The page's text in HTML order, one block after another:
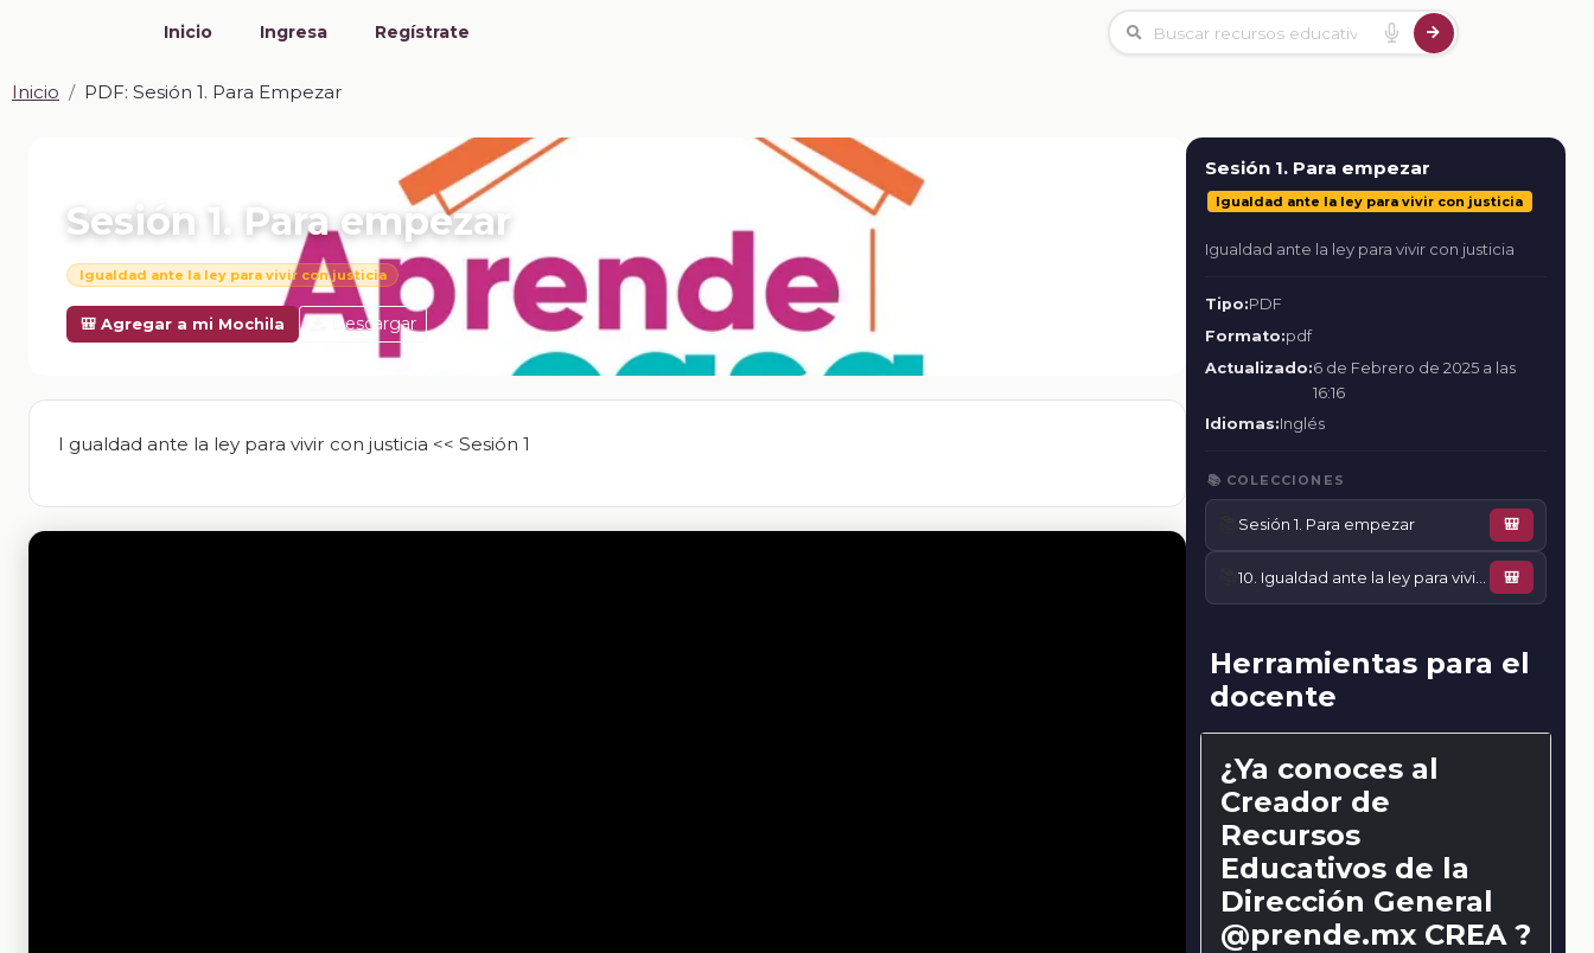
Inicio Ingresa Regístrate
Inicio PDF: Sesión 1. Para Empezar
Sesión 1. Para empezar
Igualdad ante la ley para vivir con justicia
🎒 Agregar a mi Mochila Descargar
I gualdad ante la ley para vivir con justicia << Sesión 1
Sesión 1. Para empezar
Igualdad ante la ley para vivir con justicia
Igualdad ante la ley para vivir con justicia
Tipo:PDF
Formato:pdf
Actualizado:6 de Febrero de 2025 a las
16:16
Idiomas:Inglés
📚 COLECCIONES
Sesión 1. Para empezar 🎒
📚 🎒
Herramientas para el
docente
¿Ya conoces al
Creador de
Recursos
Educativos de la
Dirección General
@prende.mx CREA ?